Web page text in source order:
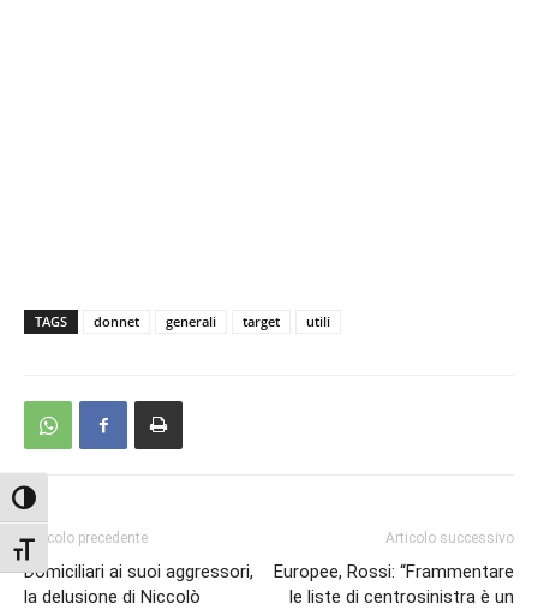
Attiva/disattiva alto contrasto
Attiva/disattiva dimensione testo
TAGS donnet generali target utili
Articolo precedente
Domiciliari ai suoi aggressori,
la delusione di Niccolò
Articolo successivo
Europee, Rossi: “Frammentare
le liste di centrosinistra è un